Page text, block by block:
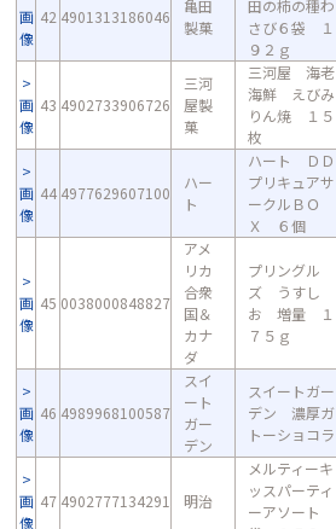
画
像
42 4901313186046
亀田
製菓
田の柿の種わ
さび６袋 １
９２ｇ
画
像
43 4902733906726
三河
屋製
菓
三河屋 海老
海鮮 えびみ
りん焼 １５
枚
画
像
44 4977629607100
ハー
ト
ハート ＤＤ
プリキュアサ
ークルＢＯ
Ｘ ６個
画
像
45 0038000848827
アメ
リカ
合衆
国＆
カナ
ダ
プリングル
ズ うすし
お 増量 １
７５ｇ
画
像
46 4989968100587
スイ
ート
ガー
デン
スイートガー
デン 濃厚ガ
トーショコラ
画
像
47 4902777134291 明治
メルティーキ
ッスパーティ
ーアソート